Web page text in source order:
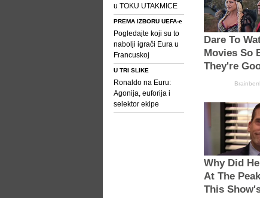
u TOKU UTAKMICE
PREMA IZBORU UEFA-e
Pogledajte koji su to
nabolji igrači Eura u
Francuskoj
U TRI SLIKE
Ronaldo na Euru:
Agonija, euforija i
selektor ekipe